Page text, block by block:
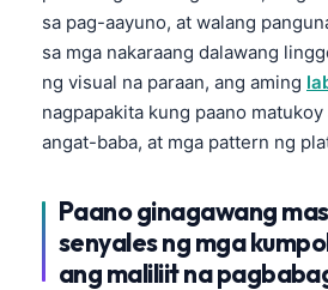
sa pag-aayuno, at walang
sa mga nakaraang dalawang
ng visual na paraan, ang aming
nagpapakita kung paano
angat-baba, at mga pattern ng
Paano ginagawang
senyales ng mga
ang maliliit na